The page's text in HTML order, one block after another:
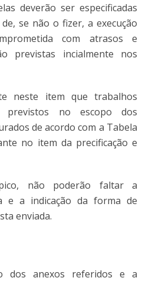
deverão ser especificadas
se não o fizer, a execução
com atrasos e
previstas incialmente nos
neste item que trabalhos
previstos no escopo dos
de acordo com a Tabela
no item da precificação e
não poderão faltar a
e a indicação da forma de
enviada.
dos anexos referidos e a